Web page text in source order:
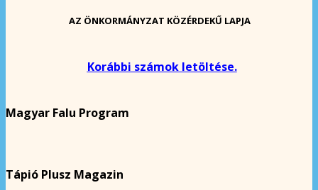
AZ ÖNKORMÁNYZAT KÖZÉRDEKŰ LAPJA
Korábbi számok letöltése.
Magyar Falu Program
Tápió Plusz Magazin